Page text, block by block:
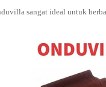
sangat ideal untuk